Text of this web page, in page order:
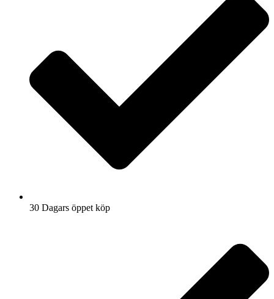
30 Dagars öppet köp